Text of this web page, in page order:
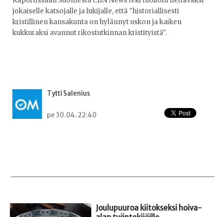
jokaiselle katsojalle ja lukijalle, että "historiallisesti
kristillinen kansakunta on hylännyt uskon ja kaiken
kukkuraksi avannut rikostutkinnan kristityistä".
Tytti Salenius
pe 30.04. 22:40
Joulupuuroa kiitokseksi hoiva-